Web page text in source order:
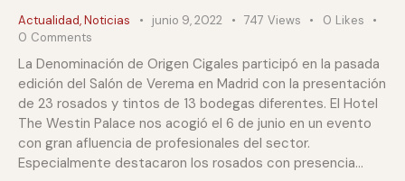
Actualidad,Noticias junio 9, 2022 747 Views 0 Likes
0 Comments
La Denominación de Origen Cigales participó en la pasada
edición del Salón de Verema en Madrid con la presentación
de 23 rosados y tintos de 13 bodegas diferentes. El Hotel
The Westin Palace nos acogió el 6 de junio en un evento
con gran afluencia de profesionales del sector.
Especialmente destacaron los rosados con presencia…